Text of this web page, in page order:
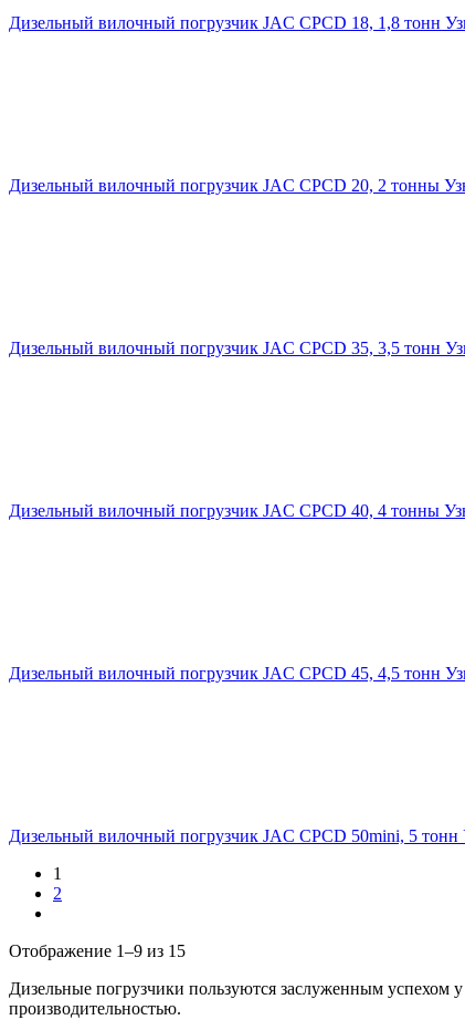
Дизельный вилочный погрузчик JAC CPCD 18, 1,8 тонн
Дизельный вилочный погрузчик JAC CPCD 20, 2 тонны
Дизельный вилочный погрузчик JAC CPCD 35, 3,5 тонн
Дизельный вилочный погрузчик JAC CPCD 40, 4 тонны
Дизельный вилочный погрузчик JAC CPCD 45, 4,5 тонн
Дизельный вилочный погрузчик JAC CPCD 50mini, 5 тонн
1
2
Отображение 1–9 из 15
Дизельные погрузчики пользуются заслуженным
производительностью.